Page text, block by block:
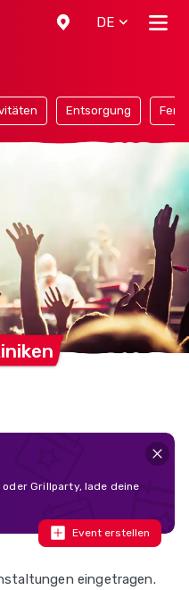
DE
Entsorgung
Grillparty, lade deine
Event erstellen
eingetragen.